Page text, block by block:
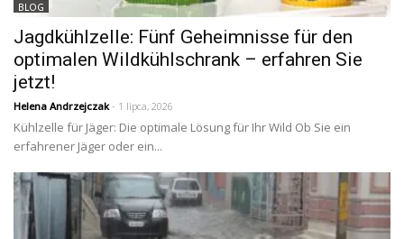
BLOG
Jagdkühlzelle: Fünf Geheimnisse für den
optimalen Wildkühlschrank – erfahren Sie
jetzt!
Helena Andrzejczak- 1 lipca, 2026
Kühlzelle für Jäger: Die optimale Lösung für Ihr Wild Ob Sie ein
erfahrener Jäger oder ein...